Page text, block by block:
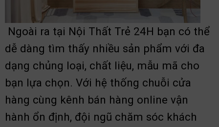
Ngoài ra tại Nội Thất Trẻ 24H bạn có thể
dễ dàng tìm thấy nhiều sản phẩm với đa
dạng chủng loại, chất liệu, mẫu mã cho
bạn lựa chọn. Với hệ thống chuỗi cửa
hàng cùng kênh bán hàng online vận
hành ổn định, đội ngũ chăm sóc khách